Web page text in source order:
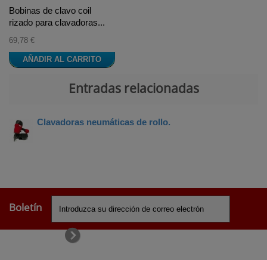
Bobinas de clavo coil
rizado para clavadoras...
69,78 €
AÑADIR AL CARRITO
Entradas relacionadas
Clavadoras neumáticas de rollo.
Boletín